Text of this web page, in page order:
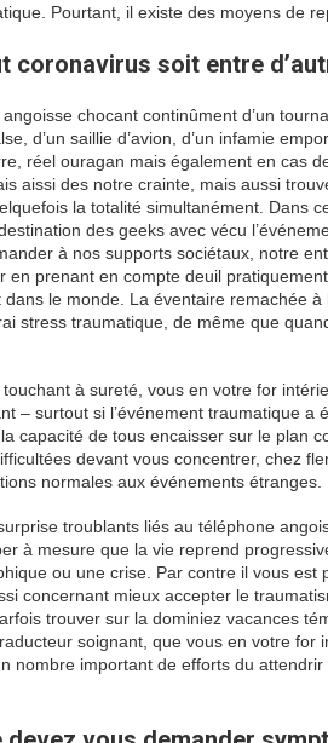
Pourtant, il existe des moyens de
coronavirus soit entre
chocant continûment d’un
d’un saillie d’avion, d’un infamie
réel ouragan mais également en cas
aissi des notre crainte, mais aussi
la totalité simultanément. Dans
des geeks avec vécu
à nos supports sociétaux, notre
en prenant en compte deuil
le monde. La éventaire remachée
stress traumatique, de même que
à sureté, vous en votre for
– surtout si l’événement traumatique a
capacité de tous encaisser sur le plan
devant vous concentrer, chez
normales aux événements étranges.
troublants liés au téléphone
à mesure que la vie reprend
ou une crise. Par contre il vous
concernant mieux accepter le
trouver sur la dominiez vacances
soignant, que vous en votre for
nombre important de efforts du